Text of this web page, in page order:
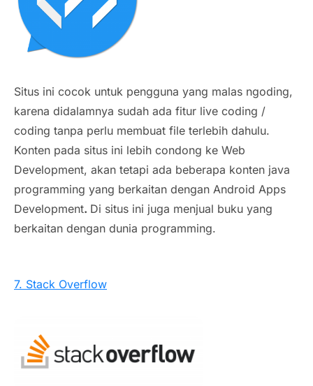
Situs ini cocok untuk pengguna yang malas ngoding,
karena didalamnya sudah ada fitur live coding /
coding tanpa perlu membuat file terlebih dahulu.
Konten pada situs ini lebih condong ke Web
Development, akan tetapi ada beberapa konten java
programming yang berkaitan dengan Android Apps
Development. Di situs ini juga menjual buku yang
berkaitan dengan dunia programming.
7. Stack Overflow